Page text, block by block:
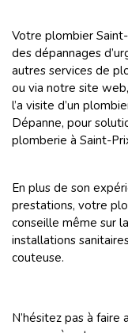
Votre plombier
des dépannages
autres services de
ou via notre site
l’a visite d’un
Dépanne, pour
plomberie à Saint-
En plus de son
prestations, votre
conseille même sur
installations
couteuse.
N’hésitez pas à